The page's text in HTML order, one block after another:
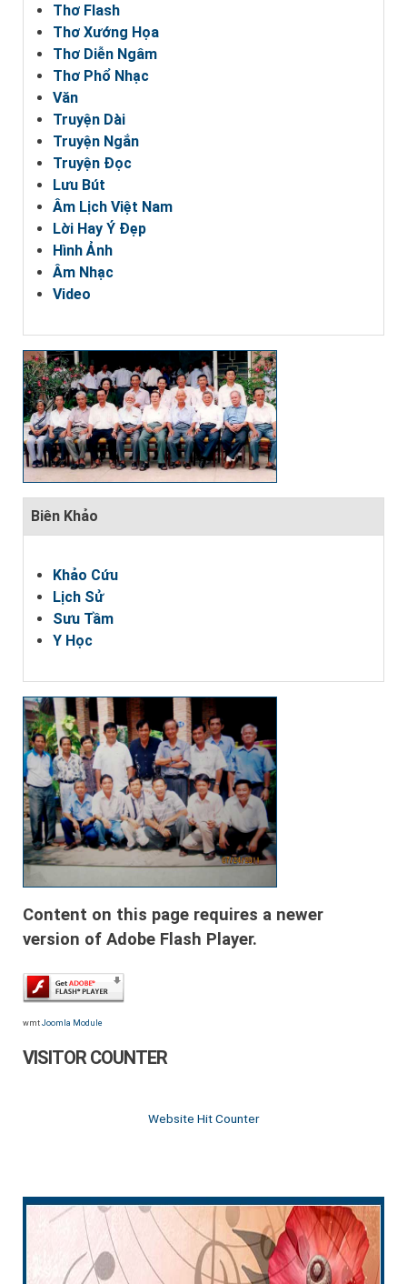
Thơ Flash
Thơ Xướng Họa
Thơ Diễn Ngâm
Thơ Phổ Nhạc
Văn
Truyện Dài
Truyện Ngắn
Truyện Đọc
Lưu Bút
Âm Lịch Việt Nam
Lời Hay Ý Đẹp
Hình Ảnh
Âm Nhạc
Video
Biên Khảo
Khảo Cứu
Lịch Sử
Sưu Tầm
Y Học
Content on this page requires a newer
version of Adobe Flash Player.
wmt Joomla Module
VISITOR COUNTER
Website Hit Counter